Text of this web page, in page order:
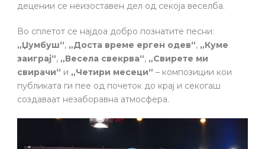
децении се неизоставен дел од секоја веселба.
Во сплетот се најдоа добро познатите песни:
„Џумбуш“, „Доста време ерген одев“, „Куме
заиграј“, „Весела свекрва“, „Свирете ми
свирачи“ и „Четири месеци“ – композиции кои
публиката ги пее од почеток до крај и секогаш
создаваат незаборавна атмосфера.